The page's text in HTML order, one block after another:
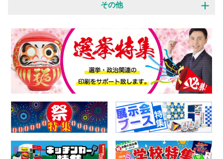
バナースタンド 専門店
パーツ・付属品 専門店
その他
特集一覧
よくある質問
お知らせ
会社概要
個人情報保護方針
特定商取引法に基づく表記
お問い合わせフォーム